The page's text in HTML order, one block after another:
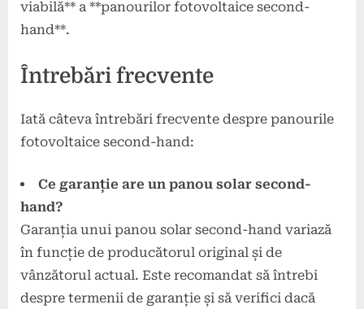
viabilă** a **panourilor fotovoltaice second-
hand**.
Întrebări frecvente
Iată câteva întrebări frecvente despre panourile
fotovoltaice second-hand:
Ce garanție are un panou solar second-
hand?
Garanția unui panou solar second-hand variază
în funcție de producătorul original și de
vânzătorul actual. Este recomandat să întrebi
despre termenii de garanție și să verifici dacă